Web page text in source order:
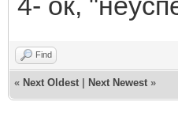
Find
« Next Oldest Next Newest »